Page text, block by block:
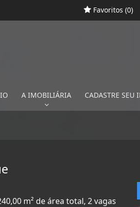
Favoritos (0)
A IMOBILIÁRIA CADASTRE SEU
m² de área total, 2 vagas